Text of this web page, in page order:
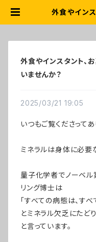
外食やイン
外食やインスタント、
いませんか？
2025/03/21 19:05
いつもご覧くださってあ
ミネラルは身体に必要
量子化学者でノーベル
リング博士は
「すべての病態は、す
とミネラル欠乏にたどり
と言っています。